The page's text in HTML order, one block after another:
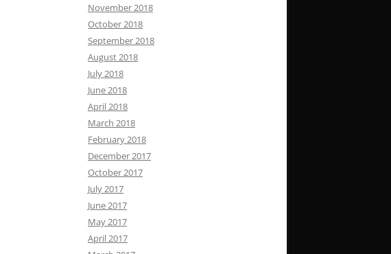
November 2018
October 2018
September 2018
August 2018
July 2018
June 2018
April 2018
March 2018
February 2018
December 2017
October 2017
July 2017
June 2017
May 2017
April 2017